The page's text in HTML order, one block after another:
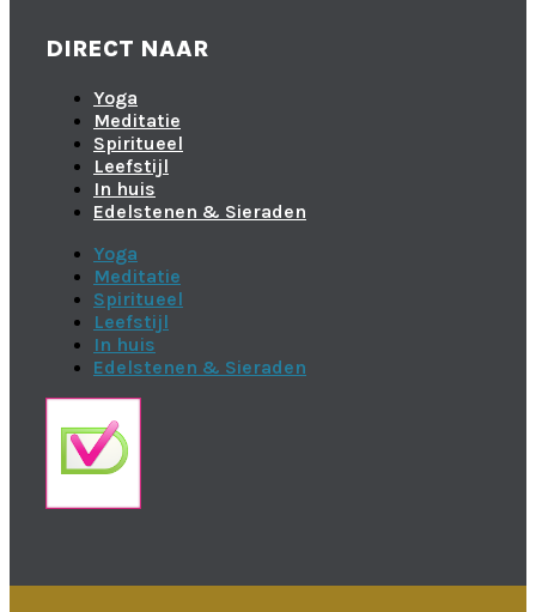
DIRECT NAAR
Yoga
Meditatie
Spiritueel
Leefstijl
In huis
Edelstenen & Sieraden
Yoga
Meditatie
Spiritueel
Leefstijl
In huis
Edelstenen & Sieraden